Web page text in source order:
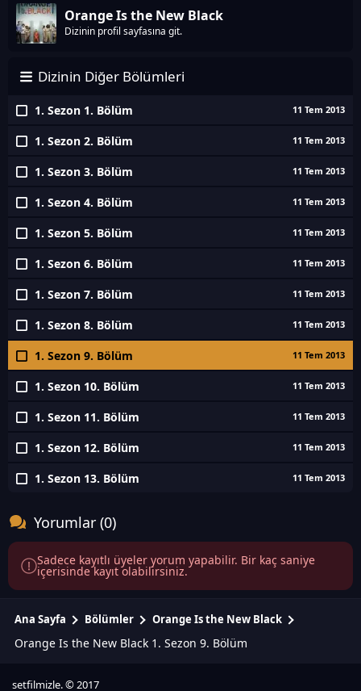
Orange Is the New Black
Dizinin profil sayfasına git.
Dizinin Diğer Bölümleri
1. Sezon 1. Bölüm 11 Tem 2013
1. Sezon 2. Bölüm 11 Tem 2013
1. Sezon 3. Bölüm 11 Tem 2013
1. Sezon 4. Bölüm 11 Tem 2013
1. Sezon 5. Bölüm 11 Tem 2013
1. Sezon 6. Bölüm 11 Tem 2013
1. Sezon 7. Bölüm 11 Tem 2013
1. Sezon 8. Bölüm 11 Tem 2013
1. Sezon 9. Bölüm 11 Tem 2013
1. Sezon 10. Bölüm 11 Tem 2013
1. Sezon 11. Bölüm 11 Tem 2013
1. Sezon 12. Bölüm 11 Tem 2013
1. Sezon 13. Bölüm 11 Tem 2013
Yorumlar (0)
Sadece kayıtlı üyeler yorum yapabilir. Bir kaç saniye
içerisinde kayıt olabilirsiniz.
Ana Sayfa Bölümler Orange Is the New Black
Orange Is the New Black 1. Sezon 9. Bölüm
setfilmizle. © 2017